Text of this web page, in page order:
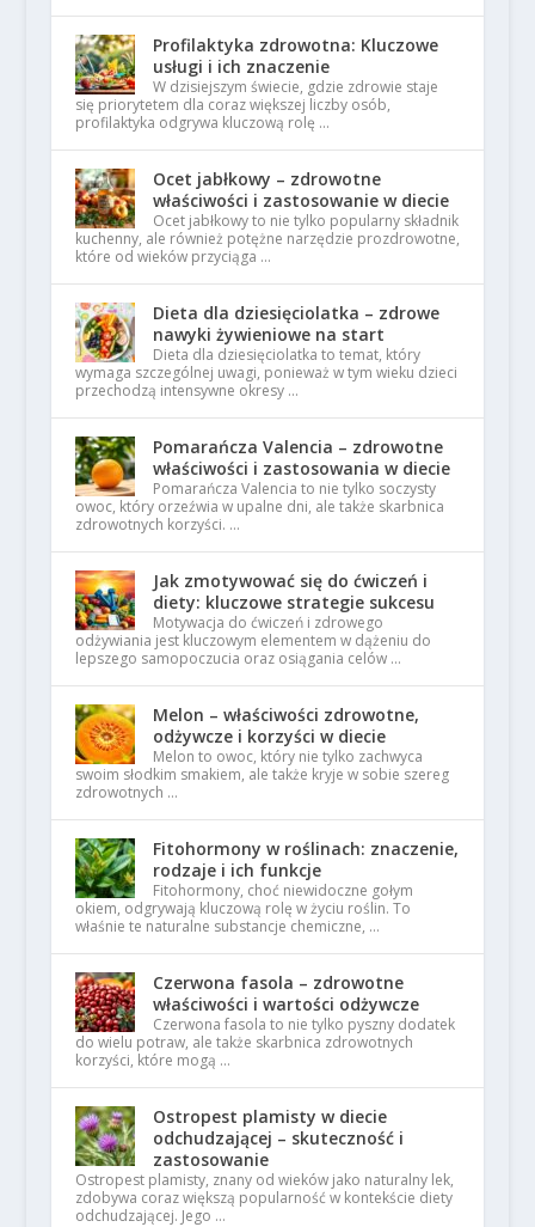
Profilaktyka zdrowotna: Kluczowe
usługi i ich znaczenie
W dzisiejszym świecie, gdzie zdrowie staje
się priorytetem dla coraz większej liczby osób,
profilaktyka odgrywa kluczową rolę …
Ocet jabłkowy – zdrowotne
właściwości i zastosowanie w diecie
Ocet jabłkowy to nie tylko popularny składnik
kuchenny, ale również potężne narzędzie prozdrowotne,
które od wieków przyciąga …
Dieta dla dziesięciolatka – zdrowe
nawyki żywieniowe na start
Dieta dla dziesięciolatka to temat, który
wymaga szczególnej uwagi, ponieważ w tym wieku dzieci
przechodzą intensywne okresy …
Pomarańcza Valencia – zdrowotne
właściwości i zastosowania w diecie
Pomarańcza Valencia to nie tylko soczysty
owoc, który orzeźwia w upalne dni, ale także skarbnica
zdrowotnych korzyści. …
Jak zmotywować się do ćwiczeń i
diety: kluczowe strategie sukcesu
Motywacja do ćwiczeń i zdrowego
odżywiania jest kluczowym elementem w dążeniu do
lepszego samopoczucia oraz osiągania celów …
Melon – właściwości zdrowotne,
odżywcze i korzyści w diecie
Melon to owoc, który nie tylko zachwyca
swoim słodkim smakiem, ale także kryje w sobie szereg
zdrowotnych …
Fitohormony w roślinach: znaczenie,
rodzaje i ich funkcje
Fitohormony, choć niewidoczne gołym
okiem, odgrywają kluczową rolę w życiu roślin. To
właśnie te naturalne substancje chemiczne, …
Czerwona fasola – zdrowotne
właściwości i wartości odżywcze
Czerwona fasola to nie tylko pyszny dodatek
do wielu potraw, ale także skarbnica zdrowotnych
korzyści, które mogą …
Ostropest plamisty w diecie
odchudzającej – skuteczność i
zastosowanie
Ostropest plamisty, znany od wieków jako naturalny lek,
zdobywa coraz większą popularność w kontekście diety
odchudzającej. Jego …